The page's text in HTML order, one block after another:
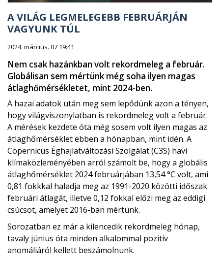
A VILÁG LEGMELEGEBB FEBRUÁRJÁN
VAGYUNK TÚL
2024. március. 07 19:41
Nem csak hazánkban volt rekordmeleg a február.
Globálisan sem mértünk még soha ilyen magas
átlaghőmérsékletet, mint 2024-ben.
A hazai adatok után meg sem lepődünk azon a tényen,
hogy világviszonylatban is rekordmeleg volt a február.
A mérések kezdete óta még sosem volt ilyen magas az
átlaghőmérséklet ebben a hónapban, mint idén. A
Copernicus Éghajlatváltozási Szolgálat (C3S) havi
klímaközleményében arról számolt be, hogy a globális
átlaghőmérséklet 2024 februárjában 13,54 °C volt, ami
0,81 fokkkal haladja meg az 1991-2020 közötti időszak
februári átlagát, illetve 0,12 fokkal előzi meg az eddigi
csúcsot, amelyet 2016-ban mértünk.
Sorozatban ez már a kilencedik rekordmeleg hónap,
tavaly június óta minden alkalommal pozitív
anomáliáról kellett beszámolnunk.